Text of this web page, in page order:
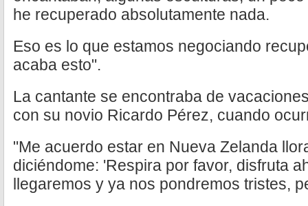
he recuperado absolutamente nada.
Eso es lo que estamos negociando
acaba esto".
La cantante se encontraba de
con su novio Ricardo Pérez, cuando
"Me acuerdo estar en Nueva Zelanda
diciéndome: 'Respira por favor, disfruta
llegaremos y ya nos pondremos tristes,